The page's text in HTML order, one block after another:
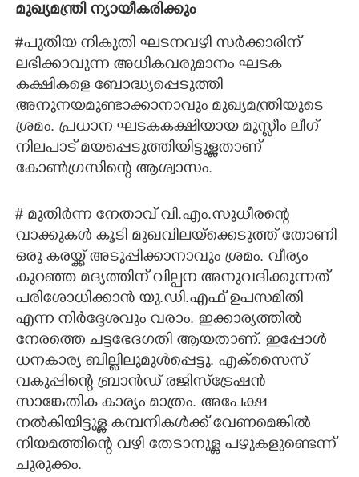
മുഖ്യമന്ത്രി ന്യായീകരിക്കും
#പുതിയ നികുതി ഘടനവഴി സർക്കാരിന്
ലഭിക്കാവുന്ന അധികവരുമാനം ഘടക
കക്ഷികളെ ബോദ്ധ്യപ്പെടുത്തി
അനുനയമുണ്ടാക്കാനാവും മുഖ്യമന്ത്രിയുടെ
ശ്രമം. പ്രധാന ഘടകകക്ഷിയായ മുസ്ലീം ലീഗ്
നിലപാട് മയപ്പെടുത്തിയിട്ടുള്ളതാണ്
കോൺഗ്രസിന്റെ ആശ്വാസം.
# മുതിർന്ന നേതാവ് വി.എം.സുധീരന്റെ
വാക്കുകൾ കൂടി മുഖവിലയ്ക്കെടുത്ത് തോണി
ഒരു കരയ്ക്ക് അടുപ്പിക്കാനാവും ശ്രമം. വീര്യം
കുറഞ്ഞ മദ്യത്തിന് വില്പന അനുവദിക്കുന്നത്
പരിശോധിക്കാൻ യു.ഡി.എഫ് ഉപസമിതി
എന്ന നിർദ്ദേശവും വരാം. ഇക്കാര്യത്തിൽ
നേരത്തെ ചട്ടഭേദഗതി ആയതാണ്. ഇപ്പോൾ
ധനകാര്യ ബില്ലിലുമുൾപ്പെട്ടു. എക്സൈസ്
വകുപ്പിന്റെ ബ്രാൻഡ് രജിസ്ട്രേഷൻ
സാങ്കേതിക കാര്യം മാത്രം. അപേക്ഷ
നൽകിയിട്ടുള്ള കമ്പനികൾക്ക് വേണമെങ്കിൽ
നിയമത്തിന്റെ വഴി തേടാനുള്ള പഴുകളുണ്ടെന്ന്
ചുരുക്കം.